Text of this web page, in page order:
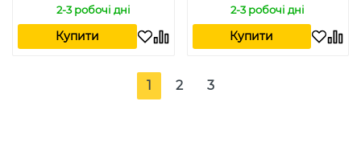
2-3 робочі дні
Купити
2-3 робочі дні
Купити
1 2 3